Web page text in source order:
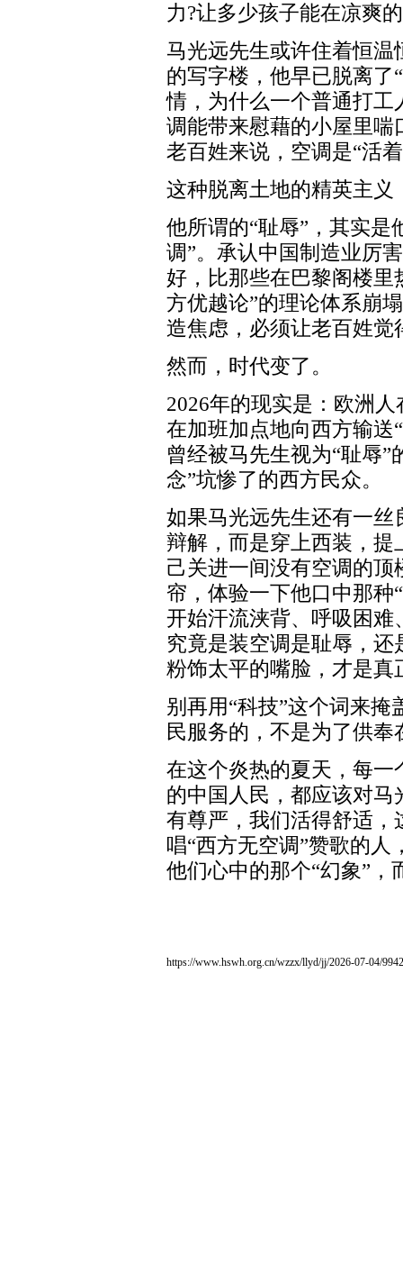
力?让多少孩子能在凉爽
马光远先生或许住着恒
的写字楼，他早已脱离了
情，为什么一个普通打
调能带来慰藉的小屋里喘
老百姓来说，空调是“活
这种脱离土地的精英主义
他所谓的“耻辱”，其实是
调”。承认中国制造业厉
好，比那些在巴黎阁楼里
方优越论”的理论体系崩
造焦虑，必须让老百姓觉
然而，时代变了。
2026年的现实是：欧洲
在加班加点地向西方输
曾经被马先生视为“耻辱
念”坑惨了的西方民众。
如果马光远先生还有一
辩解，而是穿上西装，
己关进一间没有空调的
帘，体验一下他口中那种
开始汗流浃背、呼吸困
究竟是装空调是耻辱，
粉饰太平的嘴脸，才是真
别再用“科技”这个词来
民服务的，不是为了供
在这个炎热的夏天，每
的中国人民，都应该对
有尊严，我们活得舒适
唱“西方无空调”赞歌的
他们心中的那个“幻象”，
https://www.hswh.org.cn/wzzx/llyd/jj/2026-07-04/